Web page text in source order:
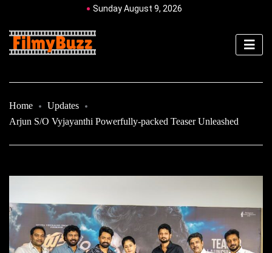
Sunday August 9, 2026
Home
Updates
Arjun S/O Vyjayanthi Powerfully-packed Teaser Unleashed